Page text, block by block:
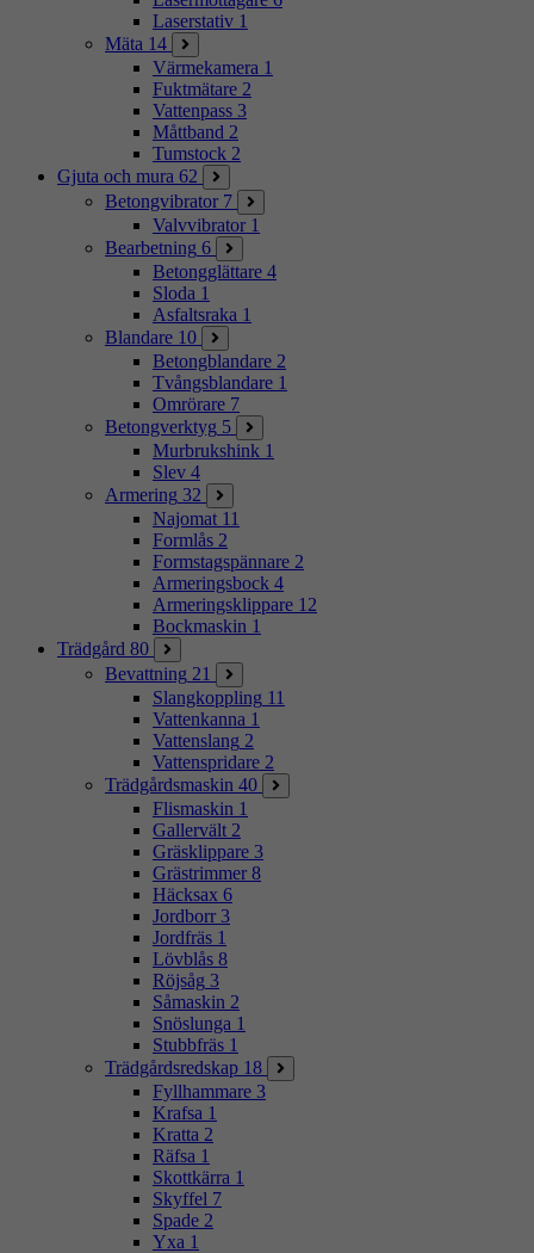
Laserstativ 1
Mäta 14
Värmekamera 1
Fuktmätare 2
Vattenpass 3
Måttband 2
Tumstock 2
Gjuta och mura 62
Betongvibrator 7
Valvvibrator 1
Bearbetning 6
Betongglättare 4
Sloda 1
Asfaltsraka 1
Blandare 10
Betongblandare 2
Tvångsblandare 1
Omrörare 7
Betongverktyg 5
Murbrukshink 1
Slev 4
Armering 32
Najomat 11
Formlås 2
Formstagspännare 2
Armeringsbock 4
Armeringsklippare 12
Bockmaskin 1
Trädgård 80
Bevattning 21
Slangkoppling 11
Vattenkanna 1
Vattenslang 2
Vattenspridare 2
Trädgårdsmaskin 40
Flismaskin 1
Gallervält 2
Gräsklippare 3
Grästrimmer 8
Häcksax 6
Jordborr 3
Jordfräs 1
Lövblås 8
Röjsåg 3
Såmaskin 2
Snöslunga 1
Stubbfräs 1
Trädgårdsredskap 18
Fyllhammare 3
Krafsa 1
Kratta 2
Räfsa 1
Skottkärra 1
Skyffel 7
Spade 2
Yxa 1